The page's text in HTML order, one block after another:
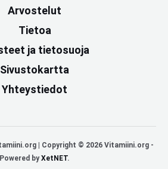
Arvostelut
Tietoa
ja tietosuoja
Sivustokartta
Yhteystiedot
| Copyright © 2026 Vitamiini.org -
Powered byXetNET.